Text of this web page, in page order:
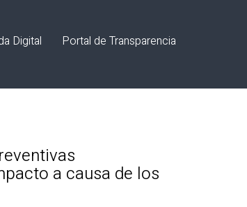
Digital Portal de Transparencia
a causa de los